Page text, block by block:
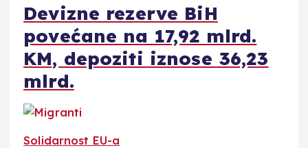
Devizne rezerve BiH
povećane na 17,92 mlrd.
KM, depoziti iznose 36,23
mlrd.
Solidarnost EU-a